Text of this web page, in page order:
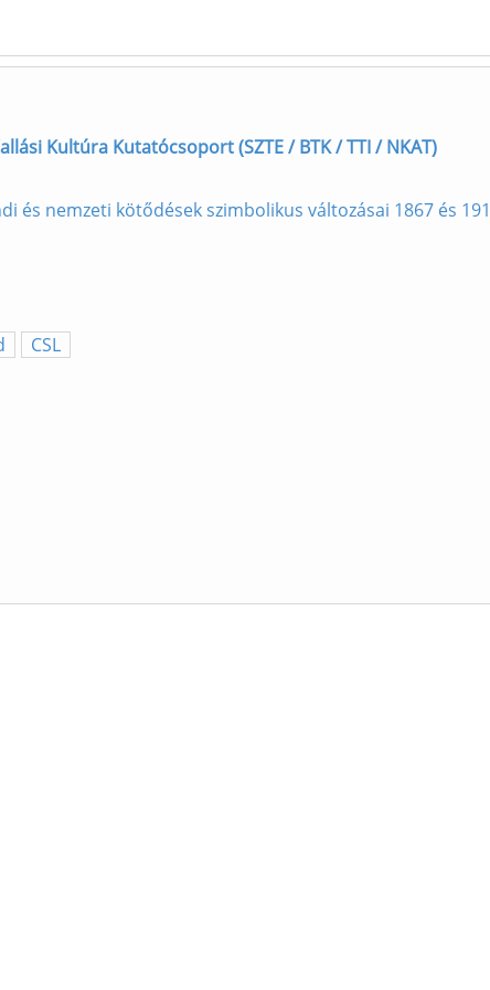
Kultúra Kutatócsoport (SZTE / BTK / TTI / NKAT)
és nemzeti kötődések szimbolikus változásai 1867 és
CSL